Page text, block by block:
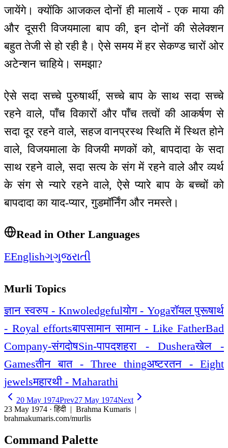
जायेंगे। क्योंकि आजकल दोनों ही मालायें - एक माया की
और दूसरी विजयमाला बाप की, इन दोनों की सेलेक्शन
बहुत तेजी से हो रही है। ऐसे समय में हर सेकण्ड चारों ओर
अटेन्शन चाहिये। समझा?
ऐसे सदा सच्चे पुरुषार्थी, सच्चे बाप के साथ सदा सच्चे
रहने वाले, पाँच विकारों और पाँच तत्वों की आकर्षण से
सदा दूर रहने वाले, सहज वानप्रस्थ स्थिति में स्थित होने
वाले, विजयमाला के विजयी मणकों को, बापदादा के सदा
साथ रहने वाले, सदा सत्य के संग में रहने वाले और व्यर्थ
के संग से न्यारे रहने वाले, ऐसे प्यारे बाप के बच्चों को
बापदादा का याद-प्यार, गुडमॉर्निंग और नमस्ते।
Read in Other Languages
EEnglishગગુજરાતી
Murli Topics
ज्ञान स्वरुप - Knwoledgefulयोग - Yogaरॉयल पुरूषार्थ
- Royal effortsबापसामान सामान - Like FatherBad
Company-संगदोषSin-पापदशहरा - Dusheraखेल -
Gamesतीन बात - Three thingअष्टरतन - Eight
jewelsमहारथी - Maharathi
20 May 1974Prev27 May 1974Next
23 May 1974 · हिंदी | Brahma Kumaris |
brahmakumaris.com/murlis
Command Palette